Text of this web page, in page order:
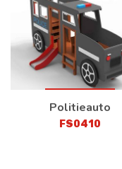
Politieauto
FS0410